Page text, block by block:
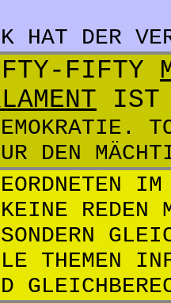
HAT DER
FIFTY
IST
DEN
IM
REDEN
THEMEN